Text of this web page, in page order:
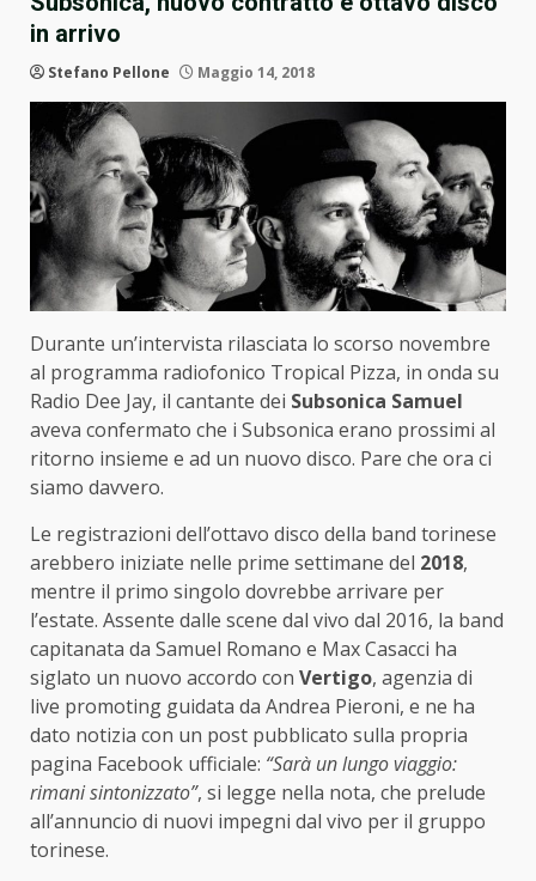
in arrivo
Stefano Pellone Maggio 14, 2018
Durante un’intervista rilasciata lo scorso novembre
al programma radiofonico Tropical Pizza, in onda su
Radio Dee Jay, il cantante dei Subsonica Samuel
aveva confermato che i Subsonica erano prossimi al
ritorno insieme e ad un nuovo disco. Pare che ora ci
siamo davvero.
Le registrazioni dell’ottavo disco della band torinese
arebbero iniziate nelle prime settimane del 2018,
mentre il primo singolo dovrebbe arrivare per
l’estate. Assente dalle scene dal vivo dal 2016, la band
capitanata da Samuel Romano e Max Casacci ha
siglato un nuovo accordo con Vertigo, agenzia di
live promoting guidata da Andrea Pieroni, e ne ha
dato notizia con un post pubblicato sulla propria
pagina Facebook ufficiale: “Sarà un lungo viaggio:
rimani sintonizzato”, si legge nella nota, che prelude
all’annuncio di nuovi impegni dal vivo per il gruppo
torinese.